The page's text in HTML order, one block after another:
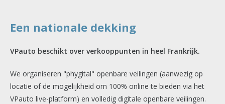
Begeleiding
Wij luisteren naar de behoeften van onze klanten en onze
medewerkers. Of het nu gaat om het geven van persoonlijk
Een nationale dekking
VPauto beschikt over verkooppunten in heel Frankrijk.
We organiseren "phygital" openbare veilingen (aanwezig op
locatie of de mogelijkheid om 100% online te bieden via het
VPauto live-platform) en volledig digitale openbare veilingen.